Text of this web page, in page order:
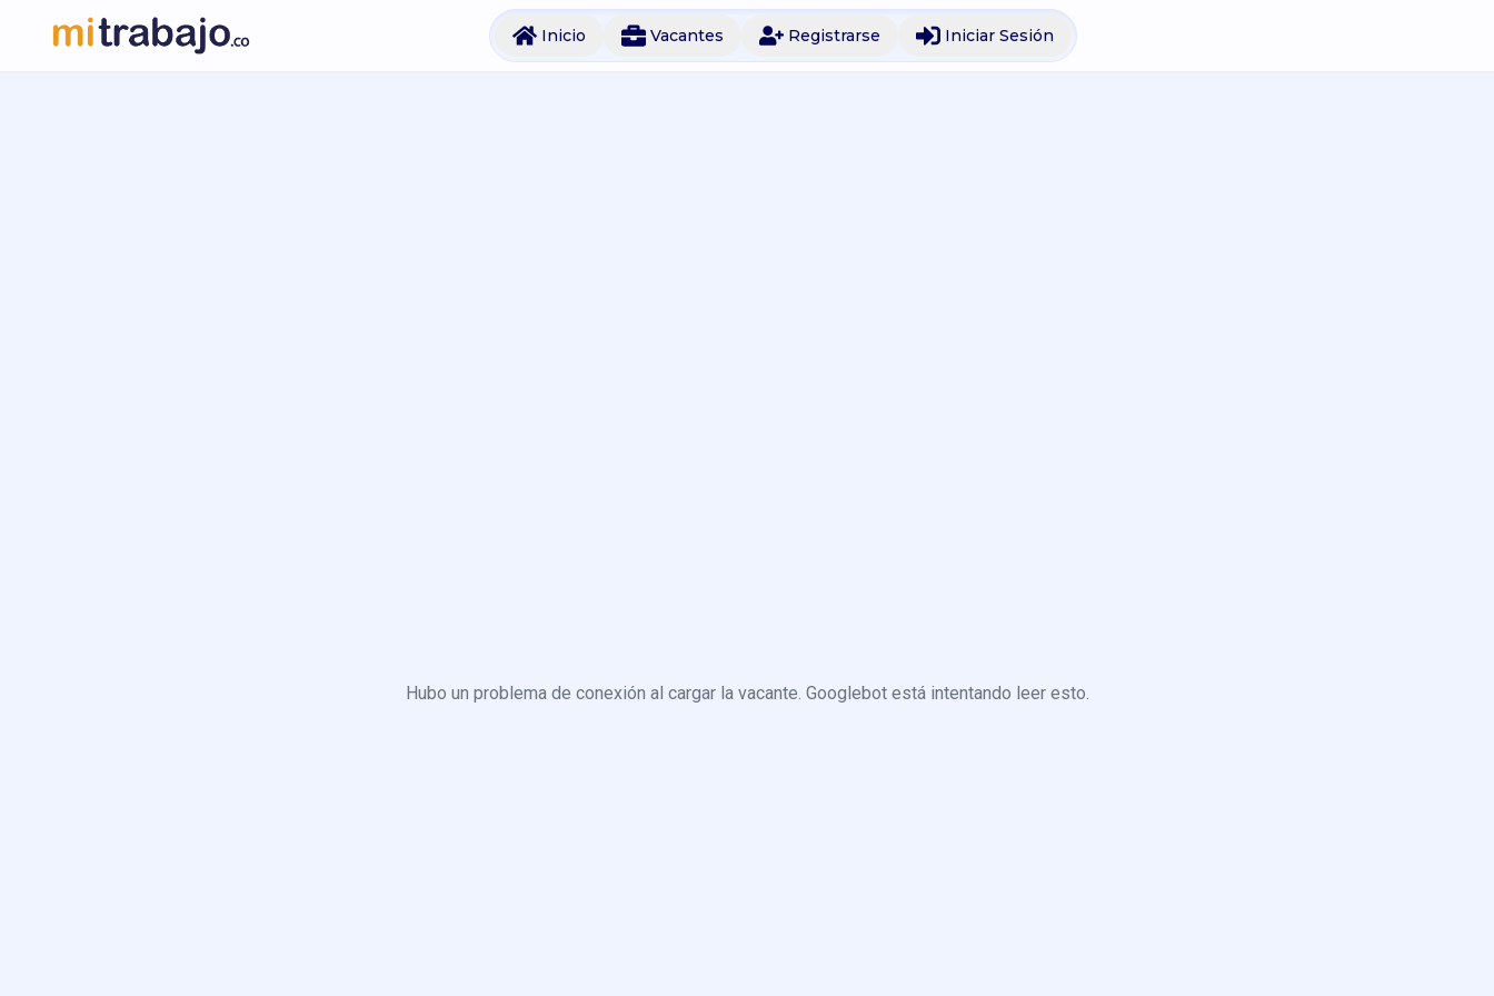
Inicio Vacantes Registrarse Iniciar Sesión
Hubo un problema de conexión al cargar la vacante. Googlebot está intentando leer esto.